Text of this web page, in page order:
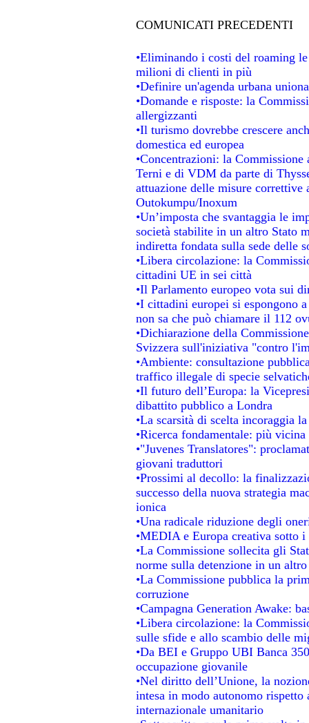
COMUNICATI PRECEDENTI
•Eliminando i costi del roaming
milioni di clienti in più
•Definire un'agenda urbana
•Domande e risposte: la
allergizzanti
•Il turismo dovrebbe crescere
domestica ed europea
•Concentrazioni: la
Terni e di VDM da parte di
attuazione delle misure correttive
Outokumpu/Inoxum
•Un’imposta che svantaggia le
società stabilite in un altro Stato
indiretta fondata sulla sede delle
•Libera circolazione: la
cittadini UE in sei città
•Il Parlamento europeo vota sui
•I cittadini europei si espongono
non sa che può chiamare il 112
•Dichiarazione della
Svizzera sull'iniziativa "contro
•Ambiente: consultazione
traffico illegale di specie
•Il futuro dell’Europa: la
dibattito pubblico a Londra
•La scarsità di scelta incoraggia
•Ricerca fondamentale: più
•"Juvenes Translatores":
giovani traduttori
•Prossimi al decollo: la
successo della nuova strategia
ionica
•Una radicale riduzione degli
•MEDIA e Europa creativa sotto
•La Commissione sollecita gli
norme sulla detenzione in un altro
•La Commissione pubblica la
corruzione
•Campagna Generation Awake:
•Libera circolazione: la
sulle sfide e allo scambio delle
•Da BEI e Gruppo UBI Banca
occupazione giovanile
•Nel diritto dell’Unione, la
intesa in modo autonomo
internazionale umanitario